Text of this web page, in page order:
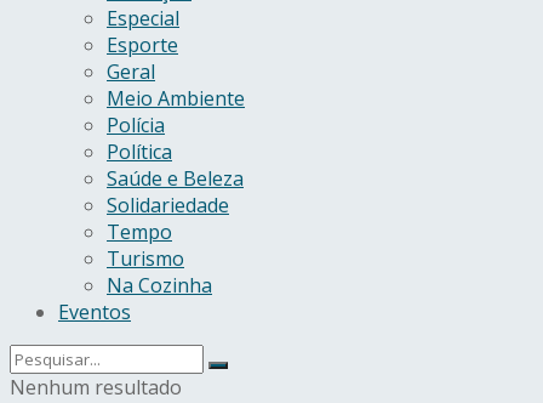
Especial
Esporte
Geral
Meio Ambiente
Polícia
Política
Saúde e Beleza
Solidariedade
Tempo
Turismo
Na Cozinha
Eventos
Nenhum resultado